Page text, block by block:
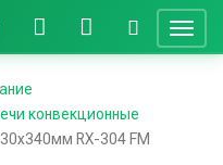
конвекционные
RX-304 FM